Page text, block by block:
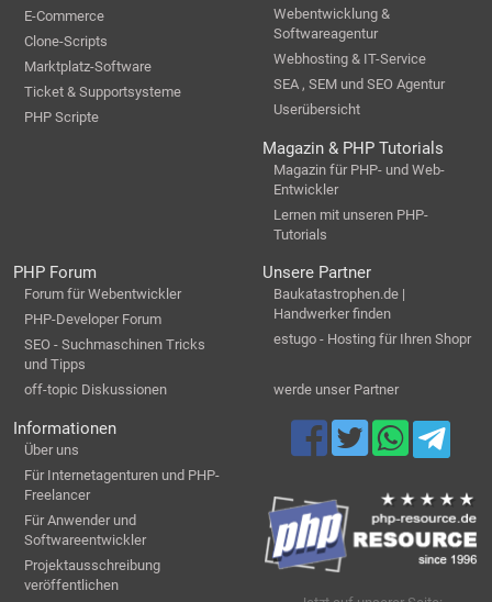
E-Commerce
Clone-Scripts
Marktplatz-Software
Ticket & Supportsysteme
PHP Scripte
Webentwicklung &
Softwareagentur
Webhosting & IT-Service
SEA , SEM und SEO Agentur
Userübersicht
Magazin & PHP Tutorials
Magazin für PHP- und Web-
Entwickler
Lernen mit unseren PHP-
Tutorials
PHP Forum
Forum für Webentwickler
PHP-Developer Forum
SEO - Suchmaschinen Tricks
und Tipps
off-topic Diskussionen
Unsere Partner
Baukatastrophen.de |
Handwerker finden
estugo - Hosting für Ihren Shopr
werde unser Partner
Informationen
Über uns
Für Internetagenturen und PHP-
Freelancer
Für Anwender und
Softwareentwickler
Projektausschreibung
veröffentlichen